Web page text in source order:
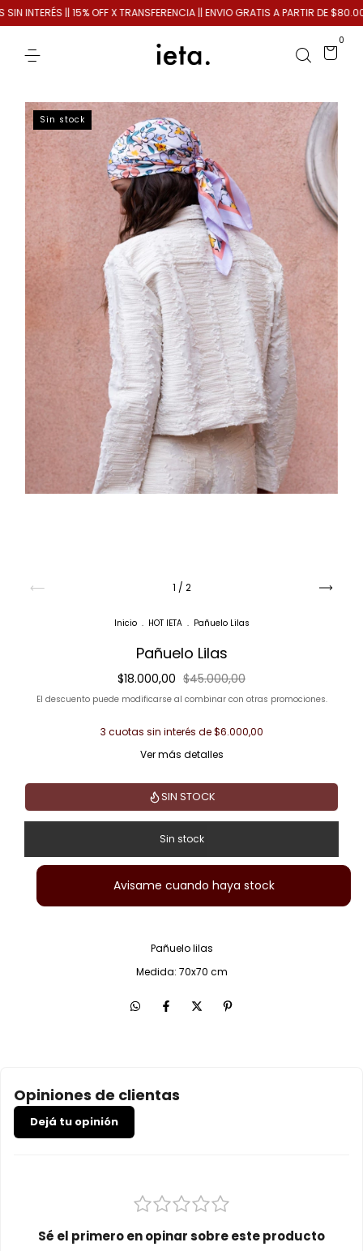
|| 15% OFF X TRANSFERENCIA || ENVIO GRATIS A PARTIR DE $80.000
0
Sin stock
1 / 2
Inicio . HOT IETA . Pañuelo Lilas
Pañuelo Lilas
$18.000,00 $45.000,00
El descuento puede modificarse al combinar con otras promociones.
3 cuotas sin interés de$6.000,00
Ver más detalles
SIN STOCK
Avisame cuando haya stock
Pañuelo lilas
Medida: 70x70 cm
Opiniones de clientas
Dejá tu opinión
Sé el primero en opinar sobre este producto